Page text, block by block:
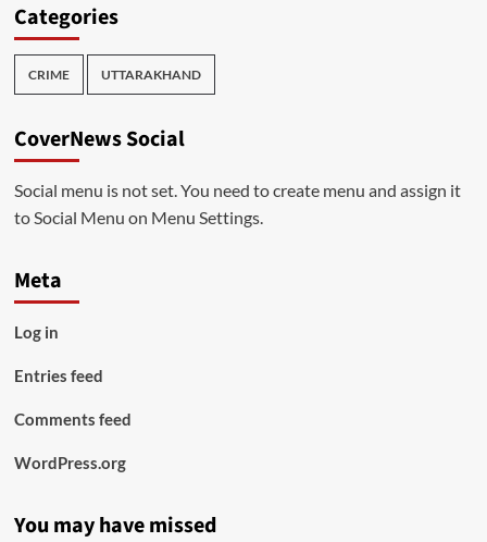
Categories
CRIME UTTARAKHAND
CoverNews Social
Social menu is not set. You need to create menu and assign it
to Social Menu on Menu Settings.
Meta
Log in
Entries feed
Comments feed
WordPress.org
You may have missed